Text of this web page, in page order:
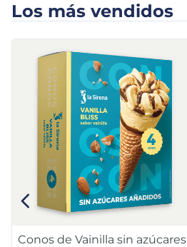
Los más vendidos
Conos de Vainilla sin azúcares